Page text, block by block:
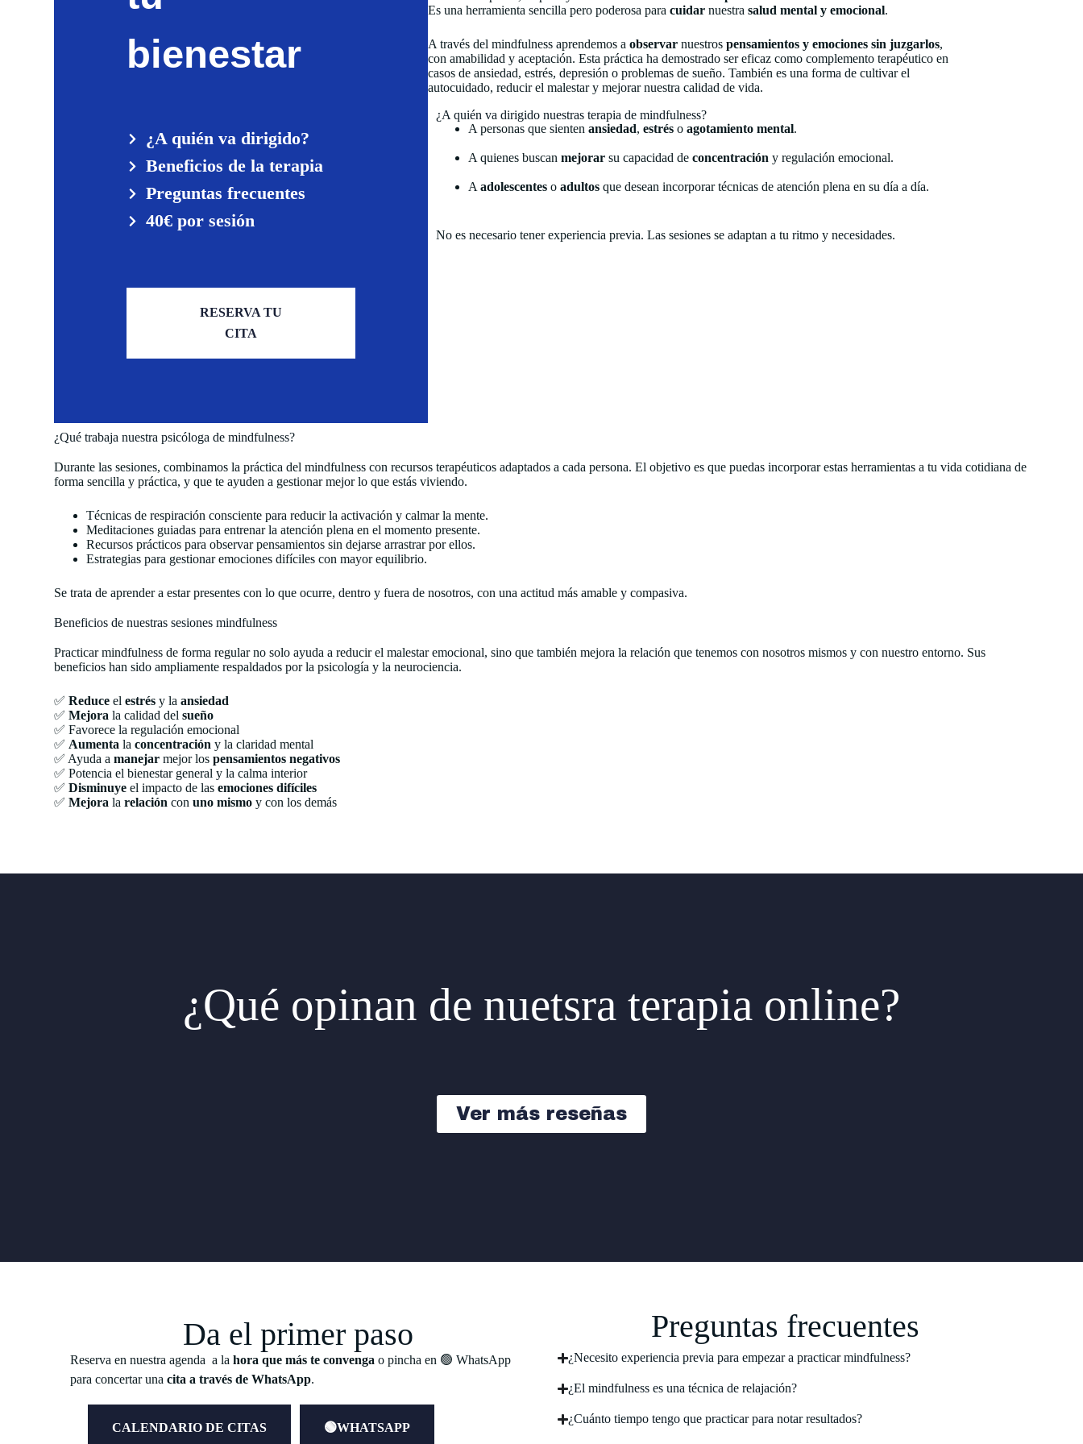
bienestar
¿A quién va dirigido?
Beneficios de la terapia
Preguntas frecuentes
40€ por sesión
RESERVA TU
CITA
Es una herramienta sencilla pero poderosa para cuidarnuestra salud mental y emocional.
A través del mindfulness aprendemos a observarnuestrospensamientos y emociones sin juzgarlos,
con amabilidad y aceptación. Esta práctica ha demostrado ser eficaz como complemento terapéutico en
casos de ansiedad, estrés, depresión o problemas de sueño. También es una forma de cultivar el
autocuidado, reducir el malestar y mejorar nuestra calidad de vida.
¿A quién va dirigido nuestras terapia de mindfulness?
A personas que sienten ansiedad, estréso agotamiento mental.
A quienes buscan mejorarsu capacidad de concentración y regulación emocional.
A adolescenteso adultosque desean incorporar técnicas de atención plena en su día a día.
No es necesario tener experiencia previa. Las sesiones se adaptan a tu ritmo y necesidades.
¿Qué trabaja nuestra psicóloga de mindfulness?
Durante las sesiones, combinamos la práctica del mindfulness con recursos terapéuticos adaptados a cada persona. El objetivo es que puedas incorporar estas herramientas a tu vida cotidiana de
forma sencilla y práctica, y que te ayuden a gestionar mejor lo que estás viviendo.
Técnicas de respiración consciente para reducir la activación y calmar la mente.
Meditaciones guiadas para entrenar la atención plena en el momento presente.
Recursos prácticos para observar pensamientos sin dejarse arrastrar por ellos.
Estrategias para gestionar emociones difíciles con mayor equilibrio.
Se trata de aprender a estar presentes con lo que ocurre, dentro y fuera de nosotros, con una actitud más amable y compasiva.
Beneficios de nuestras sesiones mindfulness
Practicar mindfulness de forma regular no solo ayuda a reducir el malestar emocional, sino que también mejora la relación que tenemos con nosotros mismos y con nuestro entorno. Sus
beneficios han sido ampliamente respaldados por la psicología y la neurociencia.
✅Reduce elestrés y laansiedad
✅Mejora la calidad delsueño
✅ Favorece la regulación emocional
✅ Aumenta laconcentración y la claridad mental
✅ Ayuda amanejar mejor lospensamientos negativos
✅ Potencia el bienestar general y la calma interior
✅Disminuye el impacto de lasemociones difíciles
✅Mejora larelación conuno mismo y con los demás
¿Qué opinan de nuetsra terapia online?
Ver más reseñas
Da el primer paso
Reserva en nuestra agenda a lahora que más te convenga o pincha en 🟢 WhatsApp
para concertar unacita a través de WhatsApp.
CALENDARIO DE CITAS 🟢WHATSAPP
Preguntas frecuentes
¿Necesito experiencia previa para empezar a practicar mindfulness?
¿El mindfulness es una técnica de relajación?
¿Cuánto tiempo tengo que practicar para notar resultados?